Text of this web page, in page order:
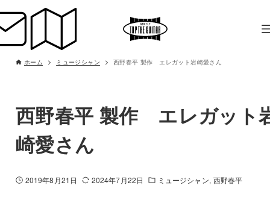
ホーム ミュージシャン 西野春平 製作 エレガット岩崎愛さん
西野春平 製作 エレガット
崎愛さん
2019年8月21日 2024年7月22日 ミュージシャン 西野春平